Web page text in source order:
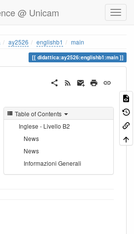
@ Unicam
ay2526 englishb1 main
didattica:ay2526:englishb1:main
Table of Contents
Inglese - Livello B2
News
News
Informazioni Generali